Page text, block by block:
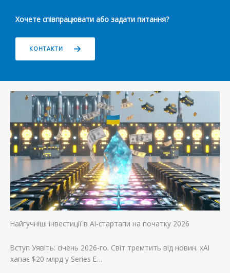
Хочете співпрацювати або задати питання?
КОНТАКТИ
Найгучніші інвестиції в AI-стартапи на початку 2026
Вступ Уявіть: січень 2026-го. Світ тремтить від новин. xAI
хапає $20 млрд у Series E…